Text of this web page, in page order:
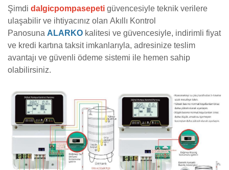
Şimdi dalgicpompasepeti güvencesiyle teknik verilere
ulaşabilir ve ihtiyacınız olan Akıllı Kontrol
Panosuna ALARKO kalitesi ve güvencesiyle, indirimli fiyat
ve kredi kartına taksit imkanlarıyla, adresinize teslim
avantajı ve güvenli ödeme sistemi ile hemen sahip
olabilirsiniz.